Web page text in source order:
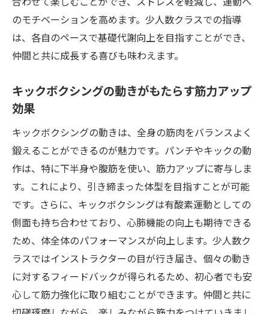
のモチベーションを高めます。少人数クラスでの指導
は、各自のペースで基礎代謝向上を目指すことができ、
仲間と共に成長する喜びも味わえます。
キックボクシングの動きがもたらす筋力アップ
効果
キックボクシングの動きは、全身の筋肉をバランスよく
鍛えることができるのが魅力です。パンチやキックの動
作は、特に下半身や腹筋を使い、筋力アップに寄与しま
す。これにより、引き締まった体型を目指すことが可能
です。さらに、キックボクシングは有酸素運動としての
側面も持ち合わせており、心肺機能の向上も期待できる
ため、体全体のパフォーマンスが向上します。少人数ク
ラスではインストラクターの目が行き届き、個々の動き
に対するフィードバックが得られるため、初心者でも安
心して筋力強化に取り組むことができます。仲間と共に